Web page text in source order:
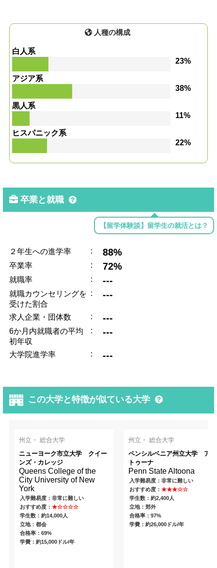
人種の構成
白人系
23%
アジア系
38%
黒人系
11%
ヒスパニック系
22%
卒業と就職
【留学体験談】留学生の就活とは？
２年生への進学率 : 88%
卒業率 : 72%
就職率 : ---
就職カウンセリングを
受けた割合
: ---
求人企業・団体数 : ---
6か月内就職者の平均
初年収
: ---
大学院進学率 : ---
この大学と特徴が似ている大学
州立・ 総合大学
ニューヨーク市立大学 クイー
ンズ・カレッジ
Queens College of the
City University of New
York
入学難易度：非常に難しい
おすすめ度：★☆☆☆☆
学生数：約14,000人
立地：都会
合格率：69%
学費：約15,000ドル/年
州立・ 総合大学
ペンシルベニア州立大学 アル
トゥーナ
Penn State Altoona
入学難易度：非常に難しい
おすすめ度： ★★★☆☆
学生数：約2,400人
立地：郊外
合格率：97%
学費：約26,000ドル/年